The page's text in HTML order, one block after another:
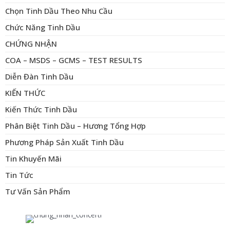
Chọn Tinh Dầu Theo Nhu Cầu
Chức Năng Tinh Dầu
CHỨNG NHẬN
COA – MSDS – GCMS – TEST RESULTS
Diễn Đàn Tinh Dầu
KIẾN THỨC
Kiến Thức Tinh Dầu
Phân Biệt Tinh Dầu – Hương Tổng Hợp
Phương Pháp Sản Xuất Tinh Dầu
Tin Khuyến Mãi
Tin Tức
Tư Vấn Sản Phẩm